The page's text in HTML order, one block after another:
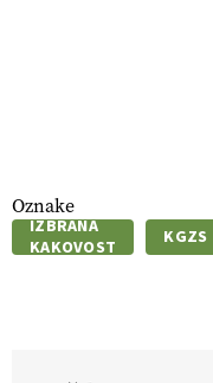
Oznake
IZBRANA
KAKOVOST
KGZS